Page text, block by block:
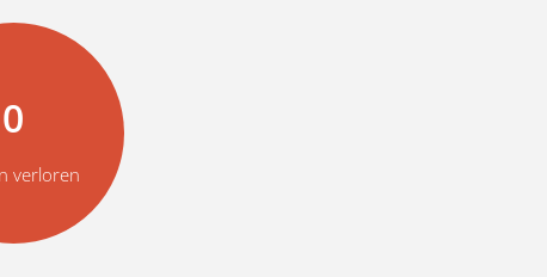
0
verloren